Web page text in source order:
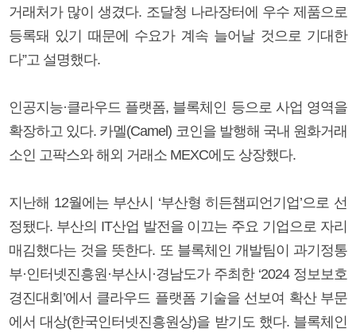
거래처가 많이 생겼다. 조달청 나라장터에 우수 제품으로
등록돼 있기 때문에 수요가 계속 늘어날 것으로 기대한
다”고 설명했다.
인공지능·클라우드 플랫폼, 블록체인 등으로 사업 영역을
확장하고 있다. 카멜(Camel) 코인을 발행해 국내 원화거래
소인 고팍스와 해외 거래소 MEXC에도 상장했다.
지난해 12월에는 부산시 ‘부산형 히든챔피언기업’으로 선
정됐다. 부산의 IT산업 발전을 이끄는 주요 기업으로 자리
매김했다는 것을 뜻한다. 또 블록체인 개발팀이 과기정통
부·인터넷진흥원·부산시·경남도가 주최한 ‘2024 정보보호
경진대회’에서 클라우드 플랫폼 기술을 선보여 확산 부문
에서 대상(한국인터넷진흥원상)을 받기도 했다. 블록체인